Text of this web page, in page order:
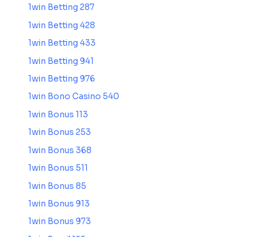
1win Betting 287
1win Betting 428
1win Betting 433
1win Betting 941
1win Betting 976
1win Bono Casino 540
1win Bonus 113
1win Bonus 253
1win Bonus 368
1win Bonus 511
1win Bonus 85
1win Bonus 913
1win Bonus 973